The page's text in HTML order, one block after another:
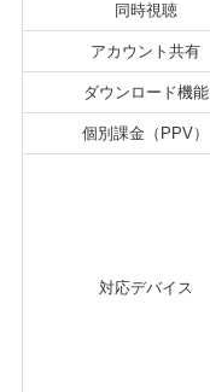
同時視聴
アカウント共有
ダウンロード機能
個別課金（PPV）
対応デバイス